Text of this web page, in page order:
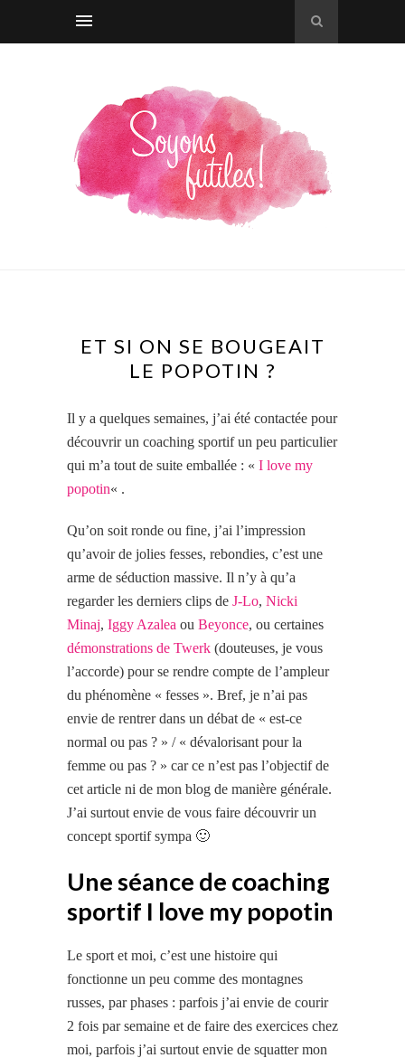
ET SI ON SE BOUGEAIT
LE POPOTIN ?
Il y a quelques semaines, j’ai été contactée pour
découvrir un coaching sportif un peu particulier
qui m’a tout de suite emballée : « I love my
popotin« .
Qu’on soit ronde ou fine, j’ai l’impression
qu’avoir de jolies fesses, rebondies, c’est une
arme de séduction massive. Il n’y à qu’a
regarder les derniers clips de J-Lo, Nicki
Minaj, Iggy Azalea ou Beyonce, ou certaines
démonstrations de Twerk (douteuses, je vous
l’accorde) pour se rendre compte de l’ampleur
du phénomène « fesses ». Bref, je n’ai pas
envie de rentrer dans un débat de « est-ce
normal ou pas ? » / « dévalorisant pour la
femme ou pas ? » car ce n’est pas l’objectif de
cet article ni de mon blog de manière générale.
J’ai surtout envie de vous faire découvrir un
concept sportif sympa 🙂
Une séance de coaching
sportif I love my popotin
Le sport et moi, c’est une histoire qui
fonctionne un peu comme des montagnes
russes, par phases : parfois j’ai envie de courir
2 fois par semaine et de faire des exercices chez
moi, parfois j’ai surtout envie de squatter mon